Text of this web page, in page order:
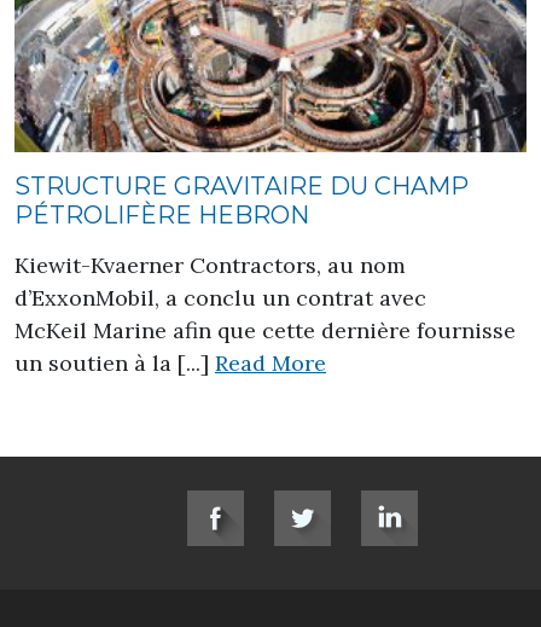
STRUCTURE GRAVITAIRE DU CHAMP
PÉTROLIFÈRE HEBRON
Kiewit-Kvaerner Contractors, au nom
d’ExxonMobil, a conclu un contrat avec
McKeil Marine afin que cette dernière fournisse
un soutien à la [...] Read More
SOCIAL LINKS